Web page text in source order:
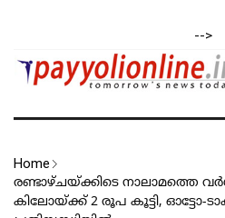
-->
Home
രണ്ടാഴ്‌ചയ്ക്കിടെ നാലാമത്തെ
കിലോയ്ക്ക് 2 രൂപ കൂട്ടി, ഓട്ടോ-